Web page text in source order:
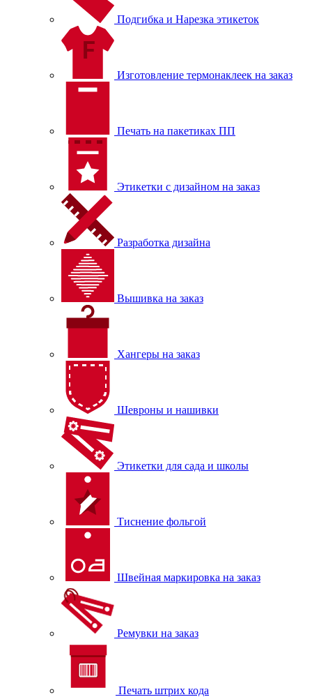
Подгибка и Нарезка этикеток
Изготовление термонаклеек на заказ
Печать на пакетиках ПП
Этикетки с дизайном на заказ
Разработка дизайна
Вышивка на заказ
Хангеры на заказ
Шевроны и нашивки
Этикетки для сада и школы
Тиснение фольгой
Швейная маркировка на заказ
Ремувки на заказ
Печать штрих кода